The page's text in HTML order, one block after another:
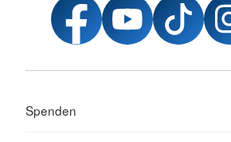
Spenden